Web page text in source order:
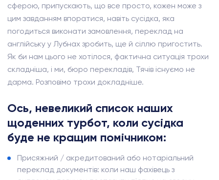
сферою, припускають, що все просто, кожен може з
цим завданням впоратися, навіть сусідка, яка
погодиться виконати замовлення, переклад на
англійську у Лубнах зробить, ще й сіллю пригостить.
Як би нам цього не хотілося, фактична ситуація трохи
складніша, і ми, бюро перекладів, Тячів існуємо не
дарма. Розповімо трохи докладніше.
Ось, невеликий список наших
щоденних турбот, коли сусідка
буде не кращим помічником:
Присяжний / акредитований або нотаріальний
переклад документів: коли наш фахівець з